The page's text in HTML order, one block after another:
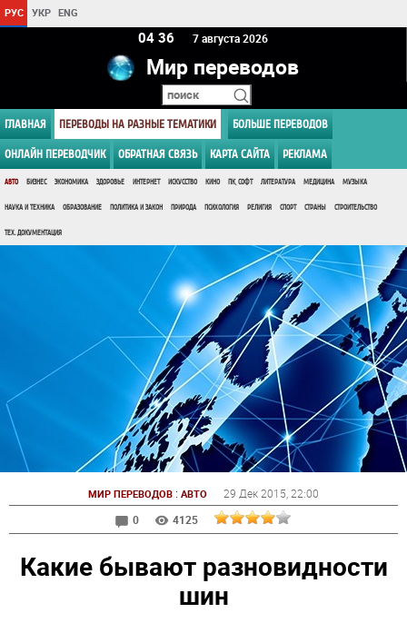
РУС УКР ENG
04:36 7 августа 2026
Мир переводов
ГЛАВНАЯ ПЕРЕВОДЫ НА РАЗНЫЕ ТЕМАТИКИ БОЛЬШЕ ПЕРЕВОДОВ
ОНЛАЙН ПЕРЕВОДЧИК ОБРАТНАЯ СВЯЗЬ КАРТА САЙТА РЕКЛАМА
АВТО БИЗНЕС ЭКОНОМИКА ЗДОРОВЬЕ ИНТЕРНЕТ ИСКУССТВО КИНО ПК, СОФТ ЛИТЕРАТУРА МЕДИЦИНА МУЗЫКА
НАУКА И ТЕХНИКА ОБРАЗОВАНИЕ ПОЛИТИКА И ЗАКОН ПРИРОДА ПСИХОЛОГИЯ РЕЛИГИЯ СПОРТ СТРАНЫ СТРОИТЕЛЬСТВО
ТЕХ. ДОКУМЕНТАЦИЯ
МИР ПЕРЕВОДОВ : АВТО 29 Дек 2015 , 22:00
0
4125
Какие бывают разновидности
шин